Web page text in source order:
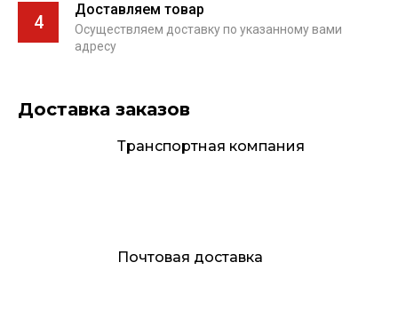
4
Доставляем товар
Осуществляем доставку по указанному вами
адресу
Доставка заказов
Транспортная компания
Почтовая доставка